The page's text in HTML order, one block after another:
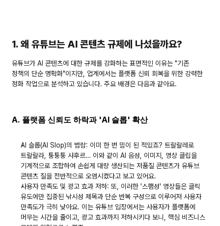
1. 왜 유튜브는 AI 콘텐츠 규제에 나섰을까요?
유튜브가 AI 콘텐츠에 대한 규제를 강화하는 표면적인 이유는 "기존
정책의 단순 명확화"이지만, 업계에서는 플랫폼 신뢰 회복을 위한 강력한
정화 작업으로 분석하고 있습니다. 주요 배경은 다음과 같아요.
A. 플랫폼 신뢰도 하락과 'AI 슬롭' 확산
AI 슬롭(AI Slop)의 범람: 이미 한 번 밈이 된 적있죠? 트랄랄레로
트랄랄라, 퉁퉁퉁 사후르… 이와 같이 AI 음성, 이미지, 영상 클립을
기계적으로 조합하여 손쉽게 대량 생산되는 저품질 콘텐츠가 유튜브
콘텐츠 질을 전반적으로 오염시켰다고 보고 있어요.
사용자 만족도 및 광고 효과 저하: 또, 이러한 '스팸성' 영상들은 클릭
유도에만 집중된 낚시성 제목과 단순 반복 구성으로 이루어져 사용자
만족도가 극히 낮아요. 이는 유튜브 입장에서는 사용자가 플랫폼에
머무는 시간을 줄이고, 광고 효과까지 저하시키다 보니, 핵심 비즈니스